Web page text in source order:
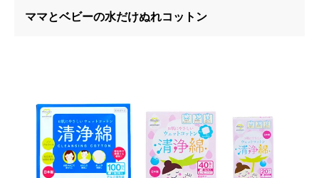
ママとベビーの水だけぬれコットン